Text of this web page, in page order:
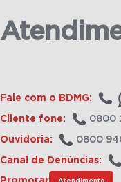
Fale com o BDMG:
Cliente fone: 0800
Ouvidoria: 0800
Canal de Denúncias:
Atendimento